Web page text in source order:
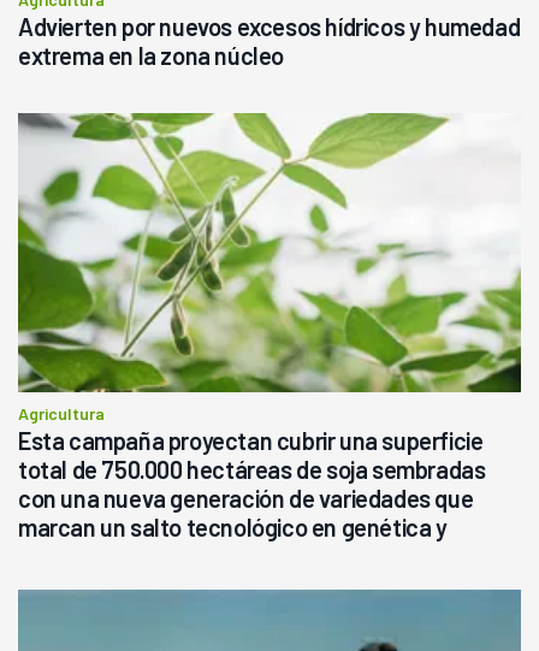
Advierten por nuevos excesos hídricos y humedad
extrema en la zona núcleo
Agricultura
Esta campaña proyectan cubrir una superficie
total de 750.000 hectáreas de soja sembradas
con una nueva generación de variedades que
marcan un salto tecnológico en genética y